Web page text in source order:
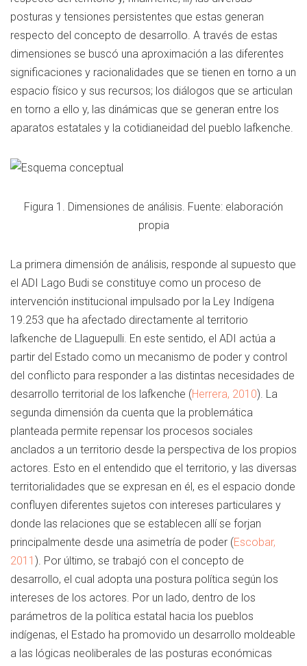
posturas y tensiones persistentes que estas generan
respecto del concepto de desarrollo. A través de estas
dimensiones se buscó una aproximación a las diferentes
significaciones y racionalidades que se tienen en torno a un
espacio físico y sus recursos; los diálogos que se articulan
en torno a ello y, las dinámicas que se generan entre los
aparatos estatales y la cotidianeidad del pueblo lafkenche.
Figura 1. Dimensiones de análisis. Fuente: elaboración
propia
La primera dimensión de análisis, responde al supuesto que
el ADI Lago Budi se constituye como un proceso de
intervención institucional impulsado por la Ley Indígena
19.253 que ha afectado directamente al territorio
lafkenche de Llaguepulli. En este sentido, el ADI actúa a
partir del Estado como un mecanismo de poder y control
del conflicto para responder a las distintas necesidades de
desarrollo territorial de los lafkenche (Herrera, 2010). La
segunda dimensión da cuenta que la problemática
planteada permite repensar los procesos sociales
anclados a un territorio desde la perspectiva de los propios
actores. Esto en el entendido que el territorio, y las diversas
territorialidades que se expresan en él, es el espacio donde
confluyen diferentes sujetos con intereses particulares y
donde las relaciones que se establecen allí se forjan
principalmente desde una asimetría de poder (Escobar,
2011 ). Por último, se trabajó con el concepto de
desarrollo, el cual adopta una postura política según los
intereses de los actores. Por un lado, dentro de los
parámetros de la política estatal hacia los pueblos
indígenas, el Estado ha promovido un desarrollo moldeable
a las lógicas neoliberales de las posturas económicas